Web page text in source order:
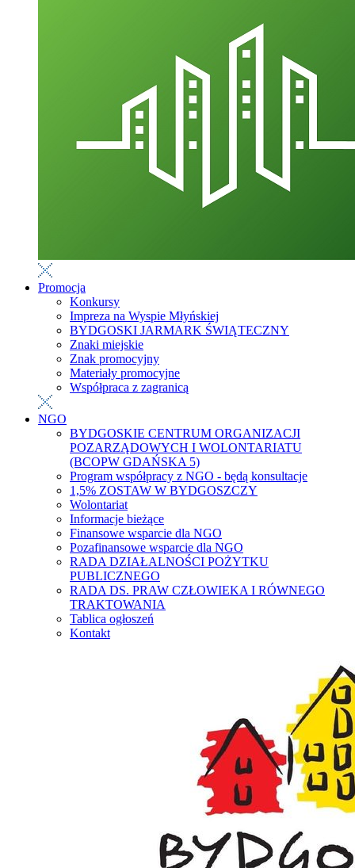
Promocja
Konkursy
Impreza na Wyspie Młyńskiej
BYDGOSKI JARMARK ŚWIĄTECZNY
Znaki miejskie
Znak promocyjny
Materiały promocyjne
Współpraca z zagranicą
NGO
BYDGOSKIE CENTRUM ORGANIZACJI
POZARZĄDOWYCH I WOLONTARIATU
(BCOPW GDAŃSKA 5)
Program współpracy z NGO - będą konsultacje
1,5% ZOSTAW W BYDGOSZCZY
Wolontariat
Informacje bieżące
Finansowe wsparcie dla NGO
Pozafinansowe wsparcie dla NGO
RADA DZIAŁALNOŚCI POŻYTKU
PUBLICZNEGO
RADA DS. PRAW CZŁOWIEKA I RÓWNEGO
TRAKTOWANIA
Tablica ogłoszeń
Kontakt